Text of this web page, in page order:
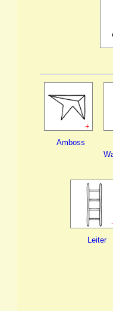
+
Amboss
Leiter